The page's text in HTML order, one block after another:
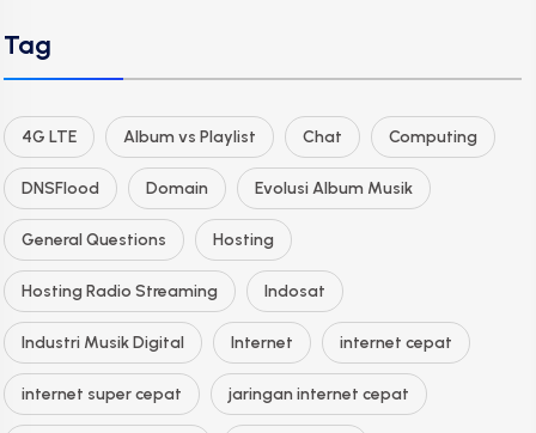
Tag
4G LTE Album vs Playlist Chat Computing
DNSFlood Domain Evolusi Album Musik
General Questions Hosting
Hosting Radio Streaming Indosat
Industri Musik Digital Internet internet cepat
internet super cepat jaringan internet cepat